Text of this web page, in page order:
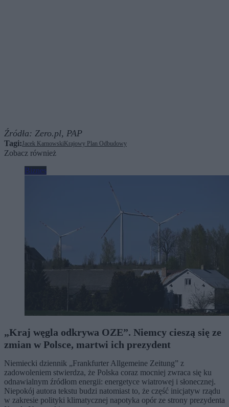
Źródła: Zero.pl, PAP
Tagi:Jacek Karnowski Krajowy Plan Odbudowy
Zobacz również
Biznes
„Kraj węgla odkrywa OZE”. Niemcy cieszą się ze
zmian w Polsce, martwi ich prezydent
Niemiecki dziennik „Frankfurter Allgemeine Zeitung” z
zadowoleniem stwierdza, że Polska coraz mocniej zwraca się ku
odnawialnym źródłom energii: energetyce wiatrowej i słonecznej.
Niepokój autora tekstu budzi natomiast to, że część inicjatyw rządu
w zakresie polityki klimatycznej napotyka opór ze strony prezydenta